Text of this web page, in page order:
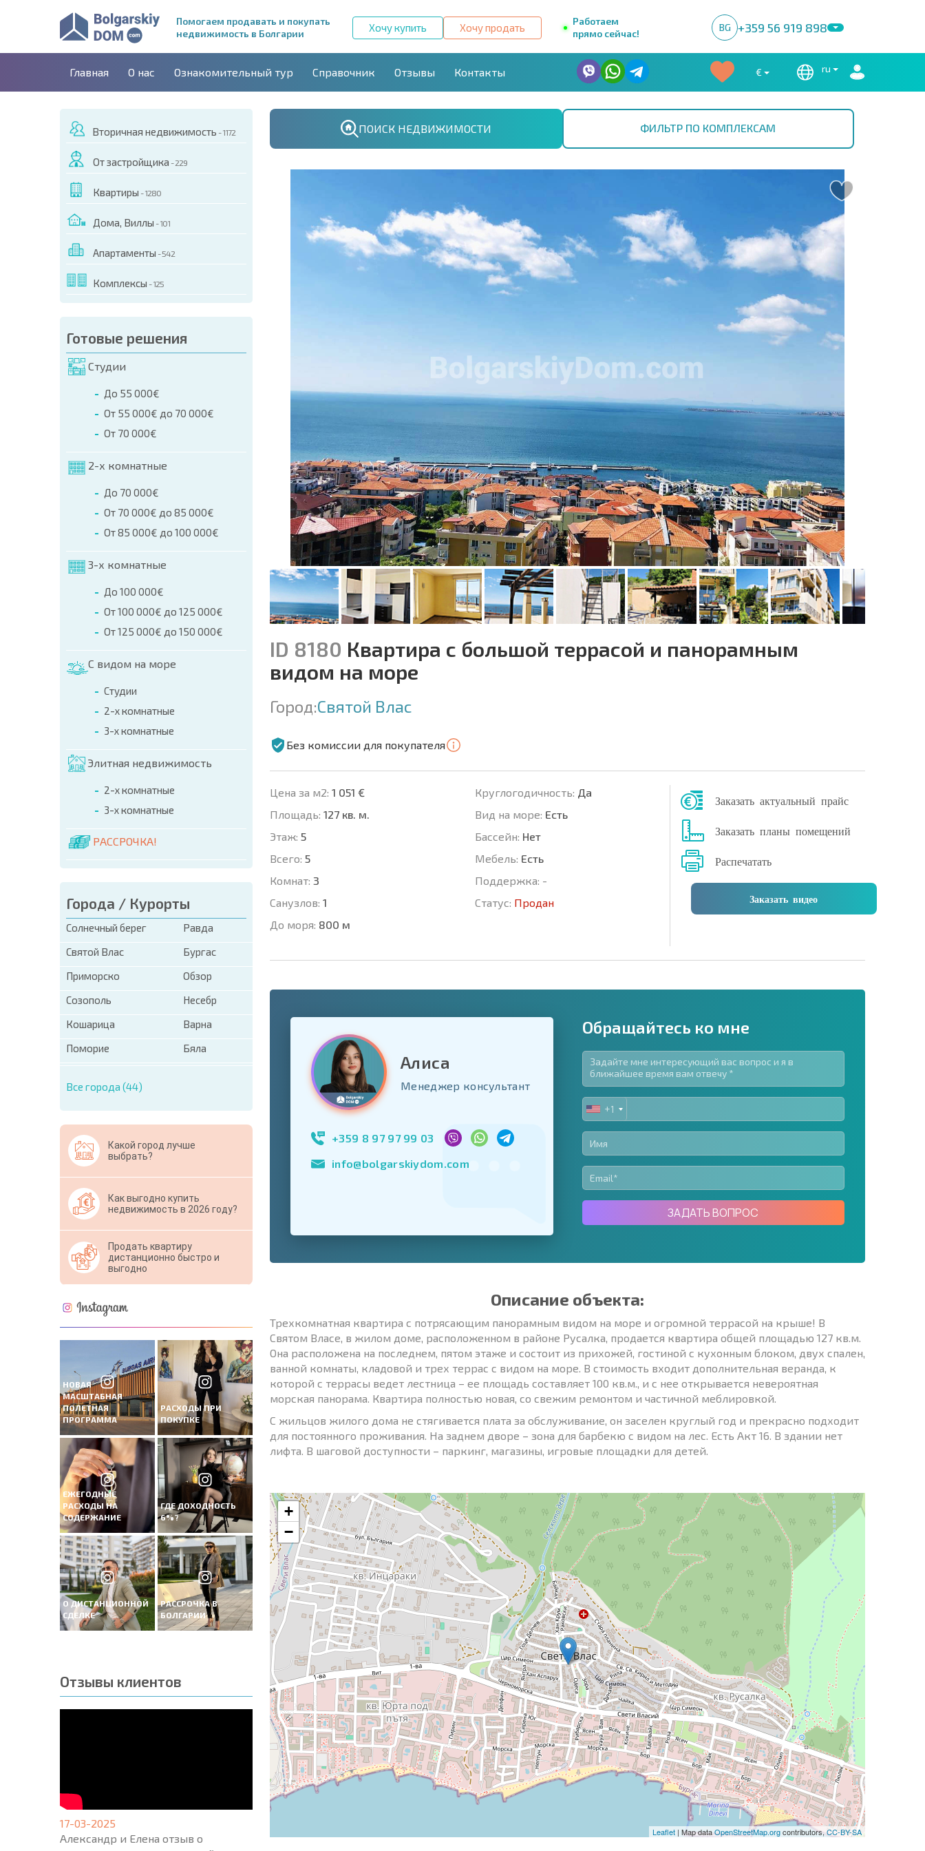
Помогаем продавать и покупать
недвижимость в Болгарии
Хочу купить Хочу продать
Работаем
прямо сейчас!
BG +359 56 919 898
Главная О нас Ознакомительный тур Справочник Отзывы Контакты € ru
Вторичная недвижимость - 1172
От застройщика - 229
Квартиры - 1280
Дома, Виллы - 101
Апартаменты - 542
Комплексы - 125
Готовые решения
Студии
До 55 000€
От 55 000€ до 70 000€
От 70 000€
2-х комнатные
До 70 000€
От 70 000€ до 85 000€
От 85 000€ до 100 000€
3-х комнатные
До 100 000€
От 100 000€ до 125 000€
От 125 000€ до 150 000€
С видом на море
Студии
2-х комнатные
3-х комнатные
Элитная недвижимость
2-х комнатные
3-х комнатные
РАССРОЧКА!
Города / Курорты
Солнечный берег
Равда
Святой Влас
Бургас
Приморско
Обзор
Созополь
Несебр
Кошарица
Варна
Поморие
Бяла
Все города (44)
Какой город лучше
выбрать?
Как выгодно купить
недвижимость в 2026 году?
Продать квартиру
дистанционно быстро и
выгодно
НОВАЯ
МАСШТАБНАЯ
ПОЛЕТНАЯ
ПРОГРАММА
РАСХОДЫ ПРИ
ПОКУПКЕ
ЕЖЕГОДНЫЕ
РАСХОДЫ НА
СОДЕРЖАНИЕ
ГДЕ ДОХОДНОСТЬ
6%?
О ДИСТАНЦИОННОЙ
СДЕЛКЕ
РАССРОЧКА В
БОЛГАРИИ
Отзывы клиентов
17-03-2025
Александр и Елена отзыв о
ПОИСК НЕДВИЖИМОСТИ ФИЛЬТР ПО КОМПЛЕКСАМ
ЭТОГО ОБЪЕКТА
телефонам:
+359 8 9797 99 03
ID 8180 Квартира с большой террасой и панорамным
видом на море
Город:Святой Влас
Без комиссии для покупателя
Цена за м2: 1 051 €
Площадь: 127 кв. м.
Этаж: 5
Всего: 5
Комнат: 3
Санузлов: 1
До моря: 800 м
Круглогодичность: Да
Вид на море: Есть
Басcейн: Нет
Мебель: Есть
Поддержка: -
Статус: Продан
Заказать актуальный прайс
Заказать планы помещений
Распечатать
Заказать видео
United
+1
* Поля обязательные для заполнения
Свернуть форму
Подписаться на рассылку | Нажимая кнопку, вы разрешаете
использование своих данных.
Отправить сообщение
Алиса
Менеджер консультант
+359 8 97 97 99 03
info@bolgarskiydom.com
Обращайтесь ко мне
UNITED
STATES
+1
+1
ЗАДАТЬ ВОПРОС
Описание объекта:
Трехкомнатная квартира с потрясающим панорамным видом на море и огромной террасой на крыше! В
Святом Власе, в жилом доме, расположенном в районе Русалка, продается квартира общей площадью 127 кв.м.
Она расположена на последнем, пятом этаже и состоит из прихожей, гостиной с кухонным блоком, двух спален,
ванной комнаты, кладовой и трех террас с видом на море. В стоимость входит дополнительная веранда, к
которой с террасы ведет лестница – ее площадь составляет 100 кв.м., и с нее открывается невероятная
морская панорама. Квартира полностью новая, со свежим ремонтом и частичной меблировкой.
С жильцов жилого дома не стягивается плата за обслуживание, он заселен круглый год и прекрасно подходит
для постоянного проживания. На заднем дворе – зона для барбекю с видом на лес. Есть Акт 16. В здании нет
лифта. В шаговой доступности – паркинг, магазины, игровые площадки для детей.
+
−
Leaflet | Map dataOpenStreetMap.orgcontributors,CC-BY-SA